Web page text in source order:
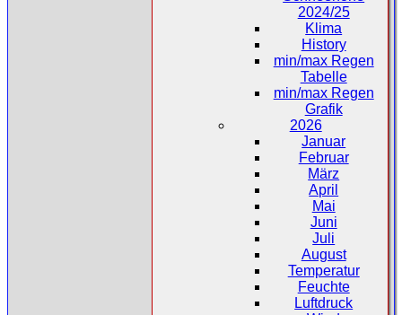
2024/25
Klima
History
min/max Regen
Tabelle
min/max Regen
Grafik
2026
Januar
Februar
März
April
Mai
Juni
Juli
August
Temperatur
Feuchte
Luftdruck